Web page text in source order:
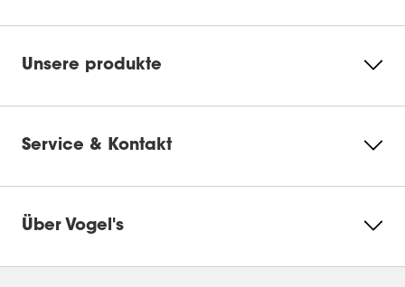
Unsere produkte
Service & Kontakt
Über Vogel's